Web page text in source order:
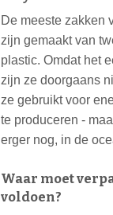
De meeste zakken
zijn gemaakt van
plastic. Omdat het
zijn ze doorgaans
ze gebruikt voor
te produceren -
erger nog, in de
Waar moet
voldoen?